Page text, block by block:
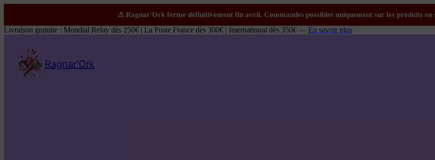
Livraison gratuite : Mondial Relay dès 250€ | La Poste France dès 300€ | International dès 350€ — En savoir plus
Ragnar'Ork